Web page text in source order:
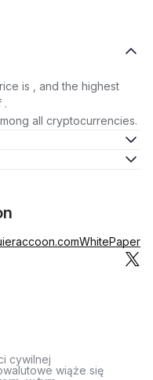
is , and the highest
.
all cryptocurrencies.
WhitePaper
cywilnej
wiąże się